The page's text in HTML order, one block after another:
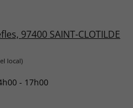
97400 SAINT-CLOTILDE
- 17h00